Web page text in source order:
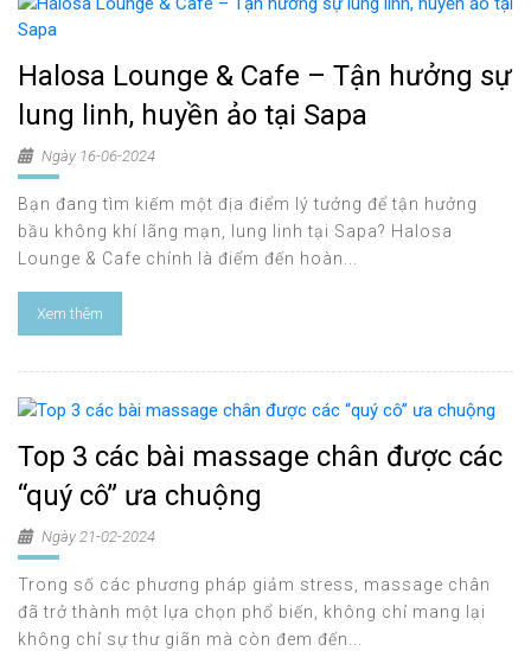
Halosa Lounge & Cafe – Tận hưởng sự
lung linh, huyền ảo tại Sapa
Ngày 16-06-2024
Bạn đang tìm kiếm một địa điểm lý tưởng để tận hưởng
bầu không khí lãng mạn, lung linh tại Sapa? Halosa
Lounge & Cafe chính là điểm đến hoàn...
Xem thêm
Top 3 các bài massage chân được các
“quý cô” ưa chuộng
Ngày 21-02-2024
Trong số các phương pháp giảm stress, massage chân
đã trở thành một lựa chọn phổ biến, không chỉ mang lại
không chỉ sự thư giãn mà còn đem đến...